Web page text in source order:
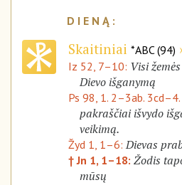
Skaitiniai *ABC (94)
Iz 52, 7–10: Visi
Dievo išganymą
Ps 98, 1. 2–3ab.
pakraščiai išvydo
veikimą.
Žyd 1, 1–6:Dievas
† Jn 1, 1–18: Žodis
mūsų